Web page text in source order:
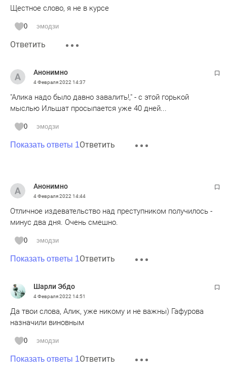
Щестное слово, я не в курсе
0 эмодзи
Ответить
Анонимно
4 Февраля 2022 14:37
"Алика надо было давно завалить!," - с этой горькой
мыслью Ильшат просыпается уже 40 дней...
0 эмодзи
Показать ответы 1Ответить
Анонимно
4 Февраля 2022 14:44
Отличное издевательство над преступником получилось -
минус два дня. Очень смешно.
0 эмодзи
Показать ответы 1Ответить
Шарли Эбдо
4 Февраля 2022 14:51
Да твои слова, Алик, уже никому и не важны) Гафурова
назначили виновным
0 эмодзи
Показать ответы 1Ответить